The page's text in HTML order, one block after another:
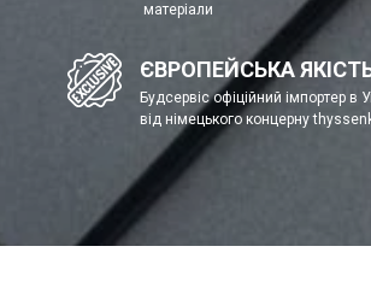
матеріали
ЄВРОПЕЙСЬКА
Будсервіс офіційний імпортер в
від німецького концерну